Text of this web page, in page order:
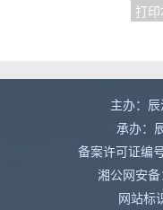
打
主办：
承办：
备案许可证编
湘公网安
网站标